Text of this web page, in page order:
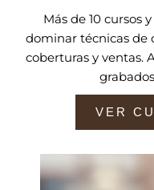
Más de 10 cursos
dominar técnicas de
coberturas y ventas.
VER